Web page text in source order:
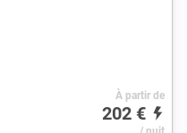
À partir de
202 €